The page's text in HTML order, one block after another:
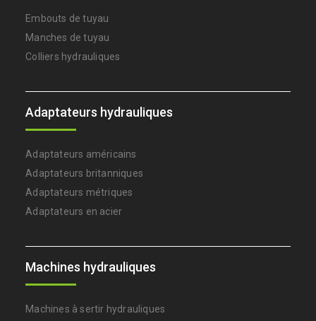
Embouts de tuyau
Manches de tuyau
Colliers hydrauliques
Adaptateurs hydrauliques
Adaptateurs américains
Adaptateurs britanniques
Adaptateurs métriques
Adaptateurs en acier
Machines hydrauliques
Machines à sertir hydrauliques